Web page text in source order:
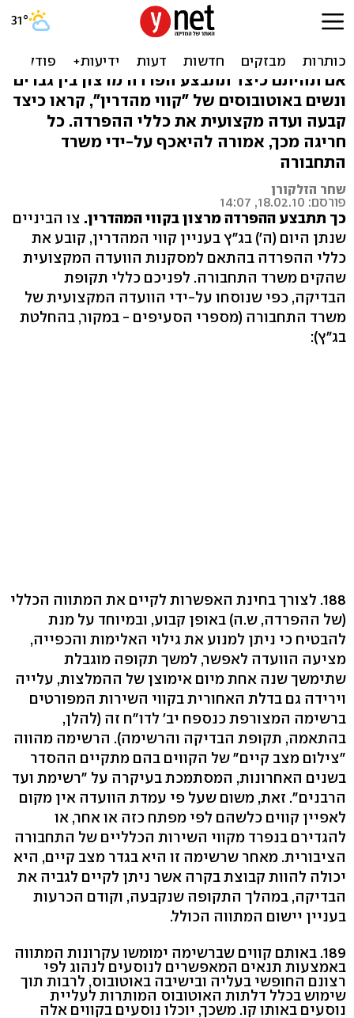
קווי מהדרין - המדריך המלא
אם תהיתם כיצד תתבצע הפרדה מרצון בין גברים
ונשים באוטובוסים של "קווי מהדרין", קראו כיצד
קבעה ועדה מקצועית את כללי ההפרדה. כל
חריגה מכך, אמורה להיאכף על-ידי משרד
התחבורה
שחר הזלקורן
פורסם: 18.02.10, 14:07
כך תתבצע ההפרדה מרצון בקווי המהדרין. צו הביניים
שנתן היום (ה') בג"ץ בעניין קווי המהדרין, קובע את
כללי ההפרדה בהתאם למסקנות הוועדה המקצועית
שהקים משרד התחבורה. לפניכם כללי תקופת
הבדיקה, כפי שנוסחו על-ידי הוועדה המקצועית של
משרד התחבורה (מספרי הסעיפים - במקור, בהחלטת
בג"ץ):
188. לצורך בחינת האפשרות לקיים את המתווה הכללי
(של ההפרדה, ש.ה) באופן קבוע, ובמיוחד על מנת
להבטיח כי ניתן למנוע את גילוי האלימות והכפייה,
מציעה הוועדה לאפשר, למשך תקופה מוגבלת
שתימשך שנה אחת מיום אימוצן של ההמלצות, עלייה
וירידה גם בדלת האחורית בקווי השירות המפורטים
ברשימה המצורפת כנספח יב' לדו"ח זה (להלן,
בהתאמה, תקופת הבדיקה והרשימה). הרשימה מהווה
"צילום מצב קיים" של הקווים בהם מתקיים ההסדר
בשנים האחרונות, המסתמכת בעיקרה על "רשימת ועד
הרבנים". זאת, משום שעל פי עמדת הוועדה אין מקום
לאפיין קווים כלשהם לפי מפתח כזה או אחר, או
להגדירם בנפרד מקווי השירות הכלליים של התחבורה
הציבורית. מאחר שרשימה זו היא בגדר מצב קיים, היא
יכולה להוות קבוצת בקרה אשר ניתן לקיים לגביה את
הבדיקה, במהלך התקופה שנקבעה, וקודם הכרעות
בעניין יישום המתווה הכולל.
189. באותם קווים שברשימה ימומשו עקרונות המתווה
באמצעות תנאים המאפשרים לנוסעים לנהוג לפי
רצונם החופשי בעליה ובישיבה באוטובוס, לרבות תוך
שימוש בכלל דלתות האוטובוס המותרות לעליית
נוסעים באותו קו. משכך, יוכלו נוסעים בקווים אלה